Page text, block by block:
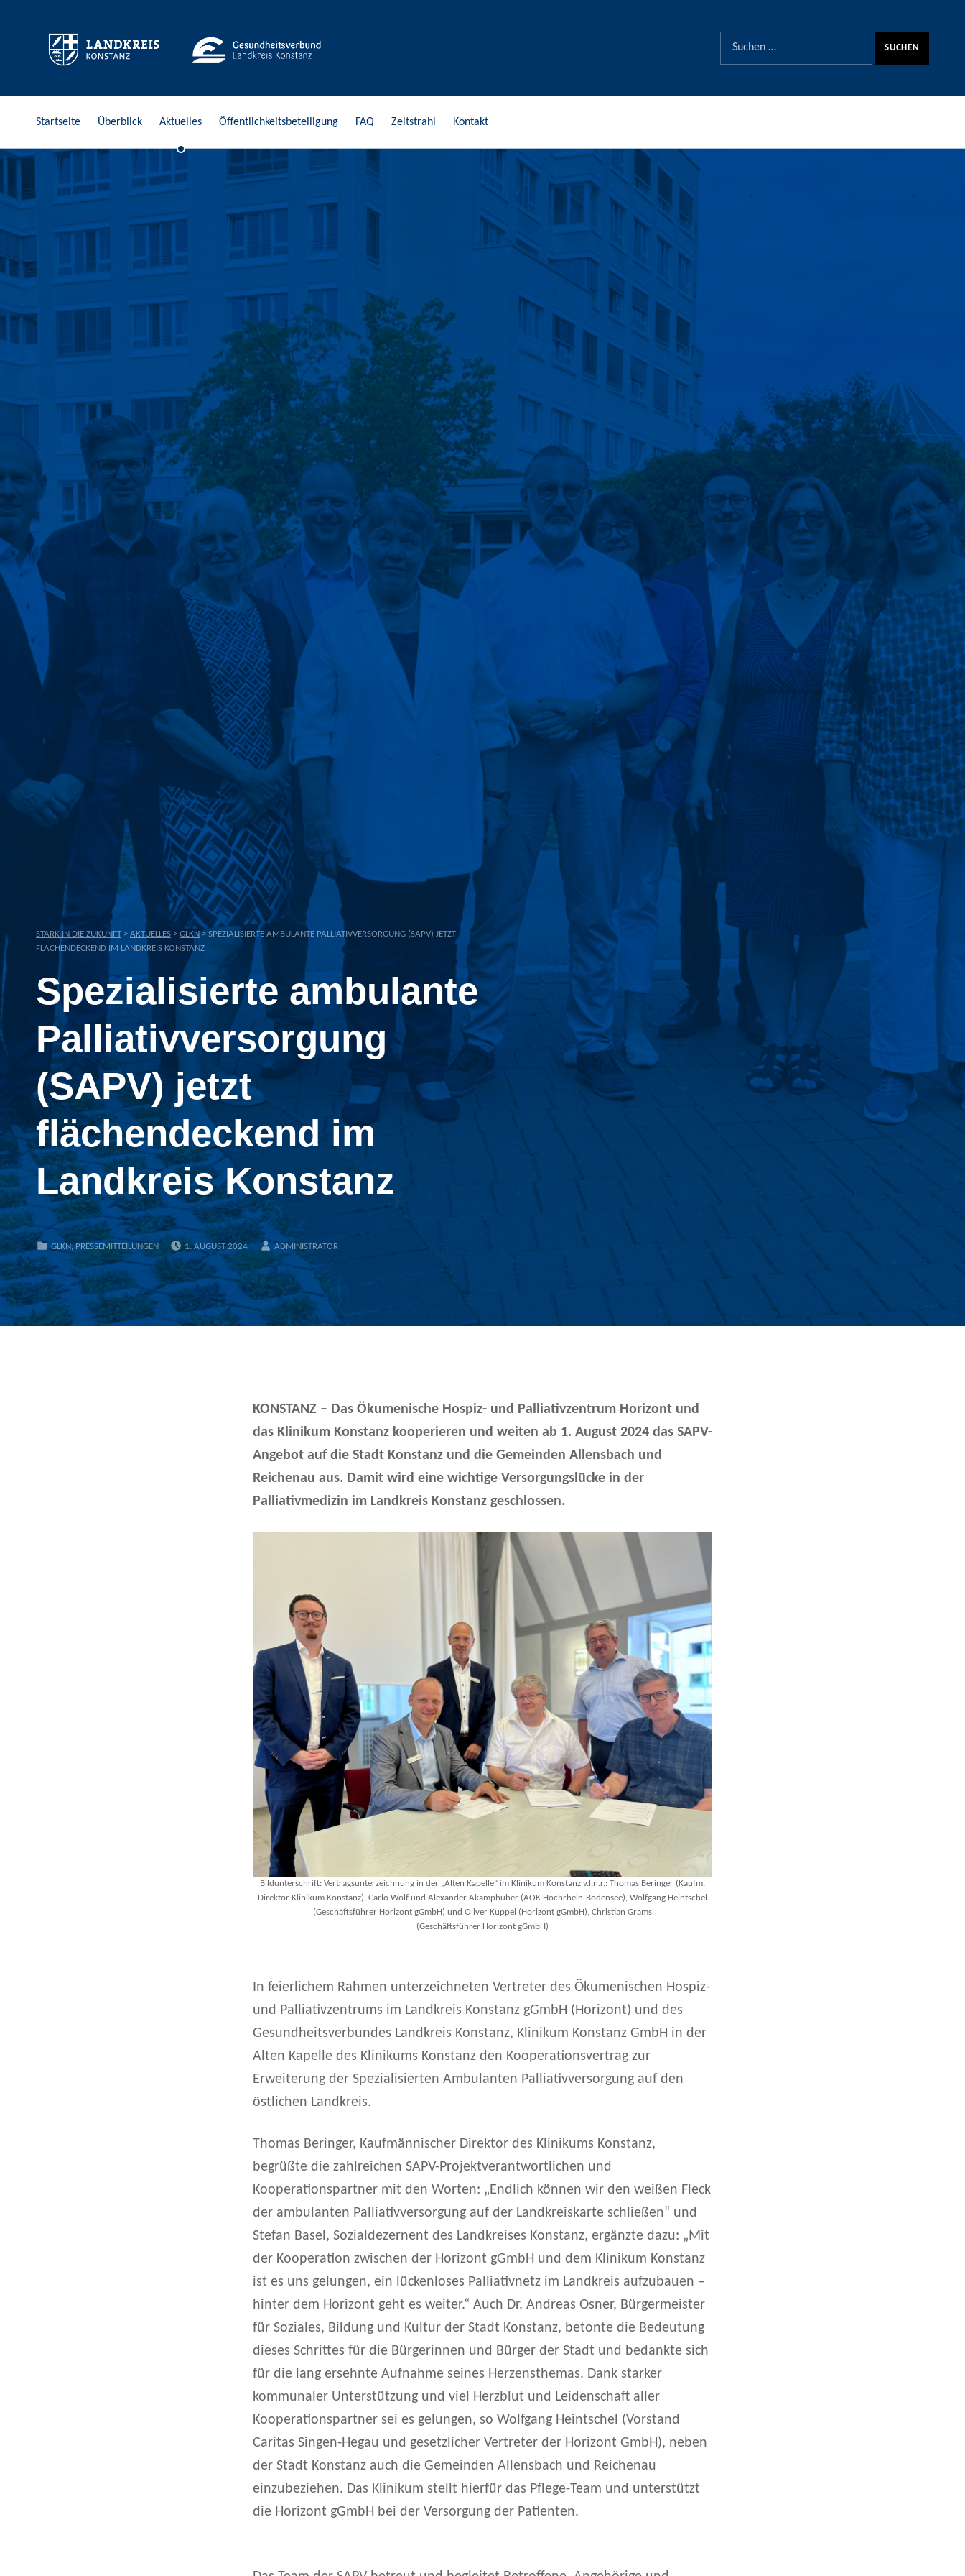
Stark in die Zukunft
SUCHE
Suchen nach:
Startseite Überblick Aktuelles Öffentlichkeitsbeteiligung FAQ Zeitstrahl Kontakt
STARK IN DIE ZUKUNFT > AKTUELLES > GLKN > SPEZIALISIERTE AMBULANTE PALLIATIVVERSORGUNG (SAPV) JETZT
FLÄCHENDECKEND IM LANDKREIS KONSTANZ
Spezialisierte ambulante
Palliativversorgung
(SAPV) jetzt
flächendeckend im
Landkreis Konstanz
GLKN,PRESSEMITTEILUNGEN
POSTED ON:
1. AUGUST 2024
WRITTEN BY:
ADMINISTRATOR
KONSTANZ – Das Ökumenische Hospiz- und Palliativzentrum Horizont und
das Klinikum Konstanz kooperieren und weiten ab 1. August 2024 das SAPV-
Angebot auf die Stadt Konstanz und die Gemeinden Allensbach und
Reichenau aus. Damit wird eine wichtige Versorgungslücke in der
Palliativmedizin im Landkreis Konstanz geschlossen.
Bildunterschrift: Vertragsunterzeichnung in der „Alten Kapelle“ im Klinikum Konstanz v.l.n.r.: Thomas Beringer (Kaufm.
Direktor Klinikum Konstanz), Carlo Wolf und Alexander Akamphuber (AOK Hochrhein-Bodensee), Wolfgang Heintschel
(Geschäftsführer Horizont gGmbH) und Oliver Kuppel (Horizont gGmbH), Christian Grams
(Geschäftsführer Horizont gGmbH)
In feierlichem Rahmen unterzeichneten Vertreter des Ökumenischen Hospiz-
und Palliativzentrums im Landkreis Konstanz gGmbH (Horizont) und des
Gesundheitsverbundes Landkreis Konstanz, Klinikum Konstanz GmbH in der
Alten Kapelle des Klinikums Konstanz den Kooperationsvertrag zur
Erweiterung der Spezialisierten Ambulanten Palliativversorgung auf den
östlichen Landkreis.
Thomas Beringer, Kaufmännischer Direktor des Klinikums Konstanz,
begrüßte die zahlreichen SAPV-Projektverantwortlichen und
Kooperationspartner mit den Worten: „Endlich können wir den weißen Fleck
der ambulanten Palliativversorgung auf der Landkreiskarte schließen“ und
Stefan Basel, Sozialdezernent des Landkreises Konstanz, ergänzte dazu: „Mit
der Kooperation zwischen der Horizont gGmbH und dem Klinikum Konstanz
ist es uns gelungen, ein lückenloses Palliativnetz im Landkreis aufzubauen –
hinter dem Horizont geht es weiter.“ Auch Dr. Andreas Osner, Bürgermeister
für Soziales, Bildung und Kultur der Stadt Konstanz, betonte die Bedeutung
dieses Schrittes für die Bürgerinnen und Bürger der Stadt und bedankte sich
für die lang ersehnte Aufnahme seines Herzensthemas. Dank starker
kommunaler Unterstützung und viel Herzblut und Leidenschaft aller
Kooperationspartner sei es gelungen, so Wolfgang Heintschel (Vorstand
Caritas Singen-Hegau und gesetzlicher Vertreter der Horizont GmbH), neben
der Stadt Konstanz auch die Gemeinden Allensbach und Reichenau
einzubeziehen. Das Klinikum stellt hierfür das Pflege-Team und unterstützt
die Horizont gGmbH bei der Versorgung der Patienten.